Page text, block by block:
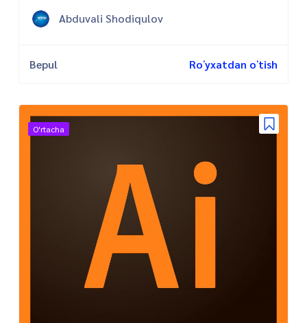
Abduvali Shodiqulov
Bepul Roʻyxatdan oʻtish
O'rtacha